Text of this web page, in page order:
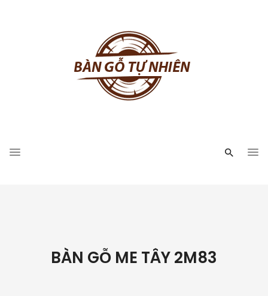
BÀN GỖ ME TÂY 2M83